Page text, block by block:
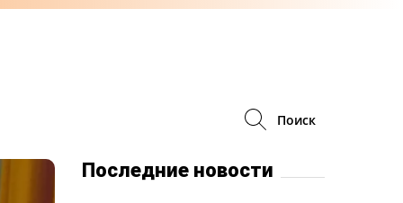
Поиск
Последние новости